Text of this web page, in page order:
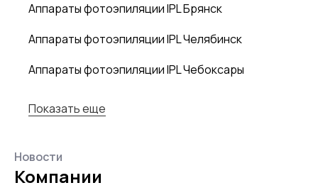
Аппараты фотоэпиляции IPL Брянск
Аппараты фотоэпиляции IPL Челябинск
Аппараты фотоэпиляции IPL Чебоксары
Показать еще
Новости
Компании